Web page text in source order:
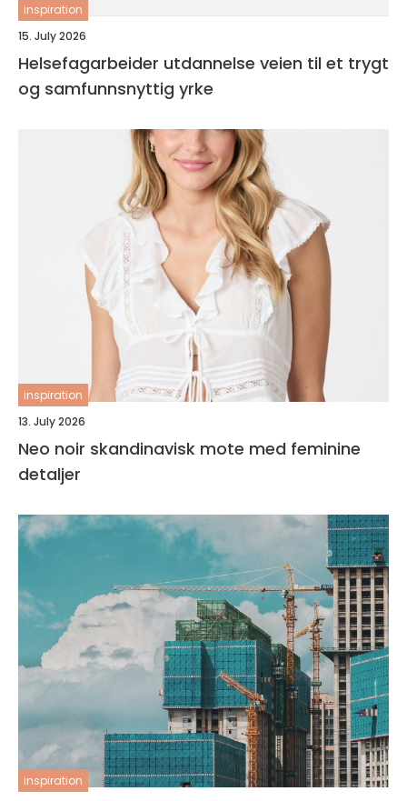
inspiration
15. July 2026
Helsefagarbeider utdannelse veien til et trygt
og samfunnsnyttig yrke
inspiration
13. July 2026
Neo noir skandinavisk mote med feminine
detaljer
inspiration